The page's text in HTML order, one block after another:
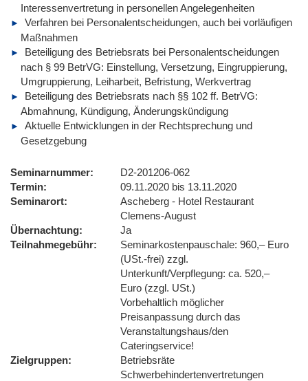
Interessenvertretung in personellen Angelegenheiten
Verfahren bei Personalentscheidungen, auch bei vorläufigen
Maßnahmen
Beteiligung des Betriebsrats bei Personalentscheidungen
nach § 99 BetrVG: Einstellung, Versetzung, Eingruppierung,
Umgruppierung, Leiharbeit, Befristung, Werkvertrag
Beteiligung des Betriebsrats nach §§ 102 ff. BetrVG:
Abmahnung, Kündigung, Änderungskündigung
Aktuelle Entwicklungen in der Rechtsprechung und
Gesetzgebung
Seminarnummer
D2-201206-062
Termin
09.11.2020 bis 13.11.2020
Seminarort
Ascheberg - Hotel Restaurant
Clemens-August
Übernachtung
Ja
Teilnahmegebühr
Seminarkostenpauschale: 960,– Euro
(USt.-frei) zzgl.
Unterkunft/Verpflegung: ca. 520,–
Euro (zzgl. USt.)
Vorbehaltlich möglicher
Preisanpassung durch das
Veranstaltungshaus/den
Cateringservice!
Zielgruppen
Betriebsräte
Schwerbehindertenvertretungen